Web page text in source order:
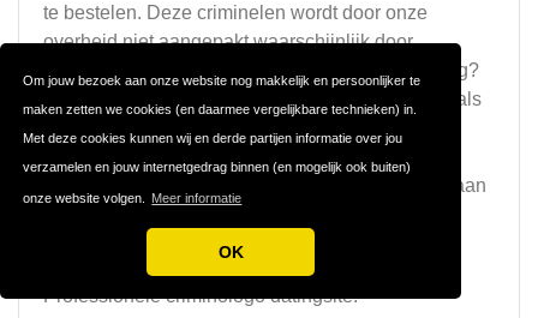
Om jouw bezoek aan onze website nog makkelijk en persoonlijker te
maken zetten we cookies (en daarmee vergelijkbare technieken) in.
Met deze cookies kunnen wij en derde partijen informatie over jou
verzamelen en jouw internetgedrag binnen (en mogelijk ook buiten)
onze website volgen. Meer informatie
OK
te bestelen. Deze criminelen wordt door onze
overheid niet aangepakt waarschijnlijk door
personeel tekort, criminaliteit cijfer loopt toch terug?
Vergeet het ,zij de overheid wil het niet zien. Net als
Weg wezen, besteed je geld waar je wel plezier aan
Sterke punten
Professionele criminologo datingsite.